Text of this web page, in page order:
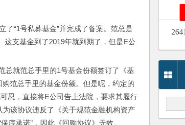
了“1号私募基金”并完成了备案。范总是
支基金到了2019年就到期了，但是E公
总就范总手里的1号基金份额签订了《基
范总手里的基金份额。但是呢，约定的
忍，直接将E公司告上法院，要求其履行
为该协议违反了《关于规范金融机构资产
底承诺”，因此《回购协议》无效。
2641